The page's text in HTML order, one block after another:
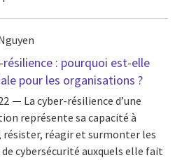
résilience : pourquoi est-elle
pour les organisations ?
La cyber-résilience d’une
représente sa capacité à
résister, réagir et surmonter les
cybersécurité auxquels elle fait